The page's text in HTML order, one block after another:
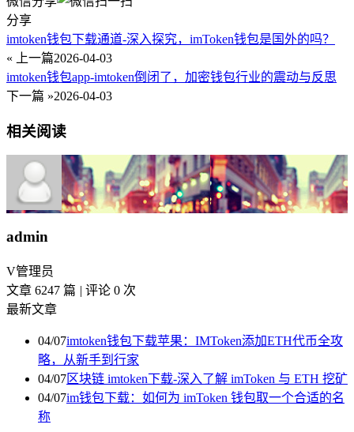
分享
imtoken钱包下载通道-深入探究，imToken钱包是国外的吗？
« 上一篇2026-04-03
imtoken钱包app-imtoken倒闭了，加密钱包行业的震动与反思
下一篇 »2026-04-03
相关阅读
admin
V管理员
文章 6247 篇 | 评论 0 次
最新文章
04/07imtoken钱包下载苹果：IMToken添加ETH代币全攻
略，从新手到行家
04/07区块链 imtoken下载-深入了解 imToken 与 ETH 挖矿
04/07im钱包下载：如何为 imToken 钱包取一个合适的名
称